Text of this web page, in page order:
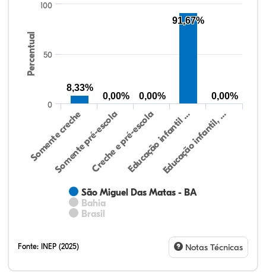
Percentual
São Miguel Das Matas - BA
Bahia
Brasil
Somente creche
Somente pré-escolaCreche e pré-escolaEducação infantil …
Educação infantil, …
0
50
100
8,33%
0,00%
0,00%
91,67%
0,00%
Fonte: INEP (2025) Notas Técnicas